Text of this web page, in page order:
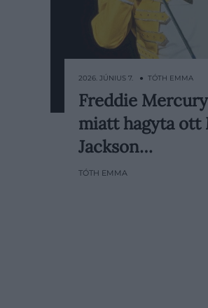
Egészen
fosztotta meg a
egy láma: Freddie
elején több közös
2026. JÚNIUS 7. ● TÓTH EMMA
Freddie
miatt hagyta ott
Jackson…
TÓTH EMMA